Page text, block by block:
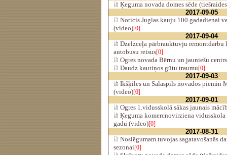
Ķeguma novada domes sēde
2017-09-05
Noticis Juglas kauju 100.gadadienai
(video)[0]
2017-09-04
Dzelzceļa pārbrauktuvju remontdarbu
autobusu reisus[0]
Ogres novada Bērnu un jauniešu
Daudz kautiņos gūtu traumu[0]
2017-09-03
Ikšķiles un Salaspils novados piemin
(video)[0]
2017-09-01
Ogres 1.vidusskolā sākas jaunais
Ķeguma komercnovirziena
gadu (video)[0]
2017-08-31
Noslēgumam tuvojas sagatavošanās
sezonai[0]